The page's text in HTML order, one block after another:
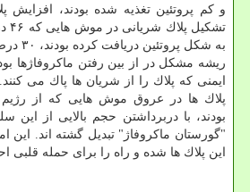
و كم پروتئین تغذیه شده بودند، افزایش
به شكل پروتئین دریافت كرده بودند، ۳۰ درصد افزایش پیدا كرد.
ریشه مشكل در از بین رفتن ماكروفاژها
ایمنی كه پلاك را از شریان ها پاك می
پلاك ها در عروق موش هایی كه از رژیم
بودند، با دربرداشتن حجم بالایی از این
"گورستان ماكروفاژ" تبدیل گشته اند. این
این پلاك ها شده و راه را برای حمله قلبی